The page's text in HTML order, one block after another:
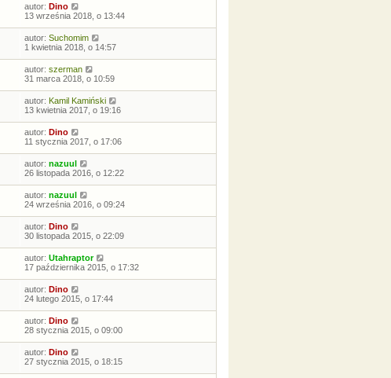
autor: Dino
13 września 2018, o 13:44
autor: Suchomim
1 kwietnia 2018, o 14:57
autor: szerman
31 marca 2018, o 10:59
autor: Kamil Kamiński
13 kwietnia 2017, o 19:16
autor: Dino
11 stycznia 2017, o 17:06
autor: nazuul
26 listopada 2016, o 12:22
autor: nazuul
24 września 2016, o 09:24
autor: Dino
30 listopada 2015, o 22:09
autor: Utahraptor
17 października 2015, o 17:32
autor: Dino
24 lutego 2015, o 17:44
autor: Dino
28 stycznia 2015, o 09:00
autor: Dino
27 stycznia 2015, o 18:15